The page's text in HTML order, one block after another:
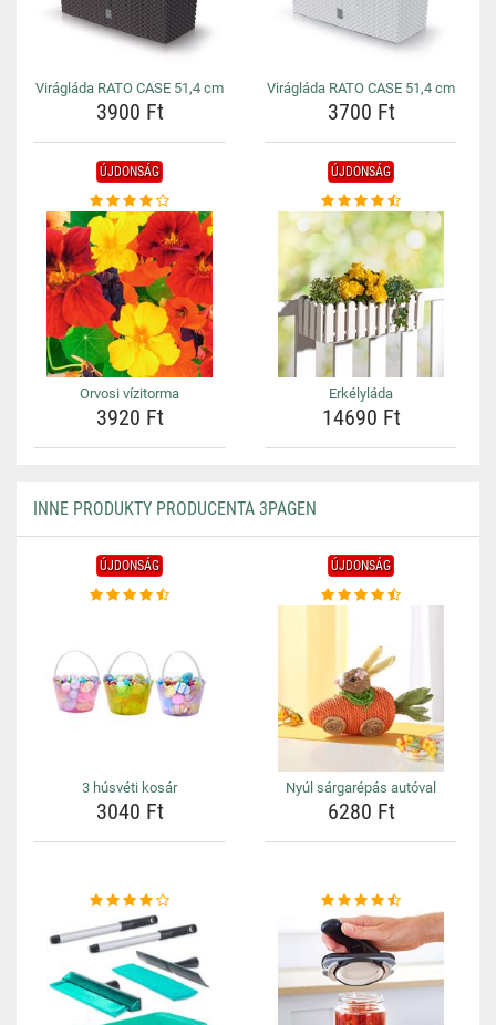
Virágláda RATO CASE 51,4 cm
3900 Ft
Virágláda RATO CASE 51,4 cm
3700 Ft
ÚJDONSÁG
Orvosi vízitorma
3920 Ft
ÚJDONSÁG
Erkélyláda
14690 Ft
INNE PRODUKTY PRODUCENTA 3PAGEN
ÚJDONSÁG
3 húsvéti kosár
3040 Ft
ÚJDONSÁG
Nyúl sárgarépás autóval
6280 Ft